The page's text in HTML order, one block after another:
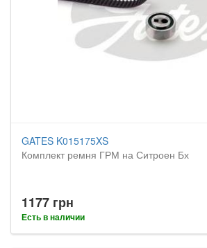
GATES K015175XS
Комплект ремня ГРМ на Ситроен Бх
1177 грн
Есть в наличии